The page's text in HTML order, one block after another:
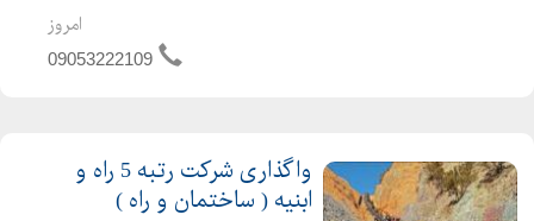
سال اعتبار صلاحیت پیمانکاری و 4 سال
امروز
09053222109
واگذاری شرکت رتبه 5 راه و
ابنیه ( ساختمان و راه )